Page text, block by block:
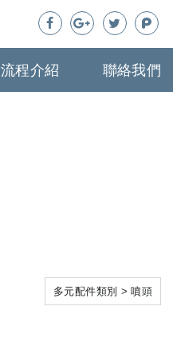
流程介紹 聯絡我們
多元配件類別 噴頭